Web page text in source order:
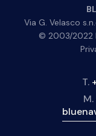
Via G. Velasco
© 2003/2022
T.
M.